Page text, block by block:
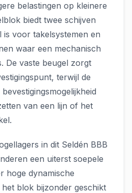
belastingen op kleinere
biedt twee schijven
is voor takelsystemen en
waar een mechanisch
De vaste beugel zorgt
terwijl de
van een lijn of het
in dit Seldén BBB
een uiterst soepele
hoge dynamische
het blok bijzonder geschikt